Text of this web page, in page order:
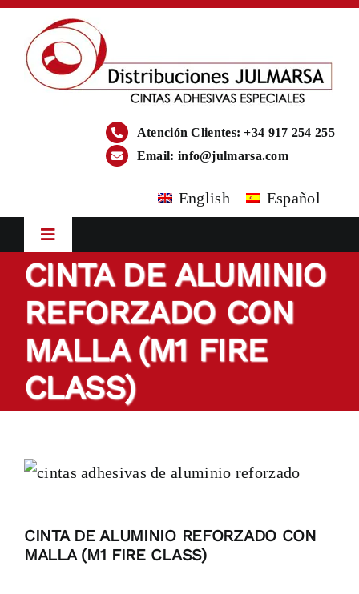
Saltar
contenido
Atención Clientes: +34 917 254 255
Email: info@julmarsa.com
English Español
Toggle
Navigation
Inicio
Empresa
Productos
Localización
CINTA DE ALUMINIO
REFORZADO CON
MALLA (M1 FIRE
CLASS)
CINTA DE ALUMINIO REFORZADO CON
MALLA (M1 FIRE CLASS)